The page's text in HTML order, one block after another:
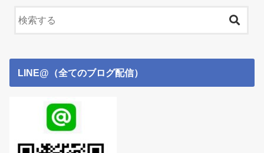
LINE@（全てのブログ配信）